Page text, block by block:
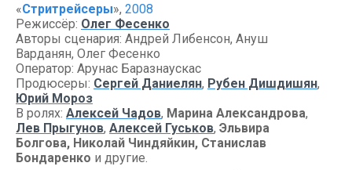
«Стритрейсеры», 2008
Режиссёр: Олег Фесенко
Авторы сценария: Андрей Либенсон, Ануш
Варданян, Олег Фесенко
Оператор: Арунас Баразнаускас
Продюсеры: Сергей Даниелян, Рубен Дишдишян,
Юрий Мороз
В ролях: Алексей Чадов, Марина Александрова,
Лев Прыгунов, Алексей Гуськов, Эльвира
Болгова, Николай Чиндяйкин, Станислав
Бондаренко и другие.